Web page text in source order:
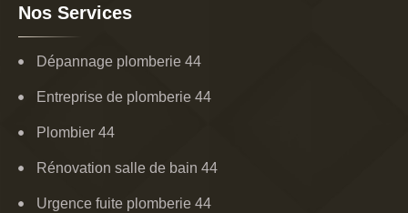
Nos Services
Dépannage plomberie 44
Entreprise de plomberie 44
Plombier 44
Rénovation salle de bain 44
Urgence fuite plomberie 44